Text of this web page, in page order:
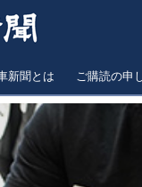
新聞とは ご購読の申